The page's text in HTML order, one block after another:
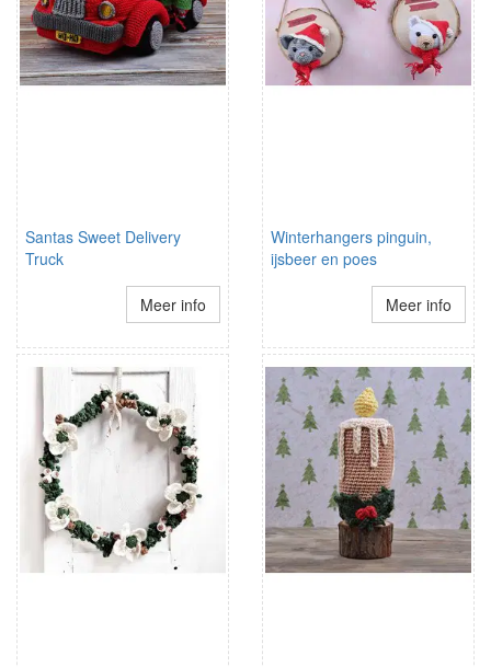
Santas Sweet Delivery
Truck
Meer info
Winterhangers pinguin,
ijsbeer en poes
Meer info